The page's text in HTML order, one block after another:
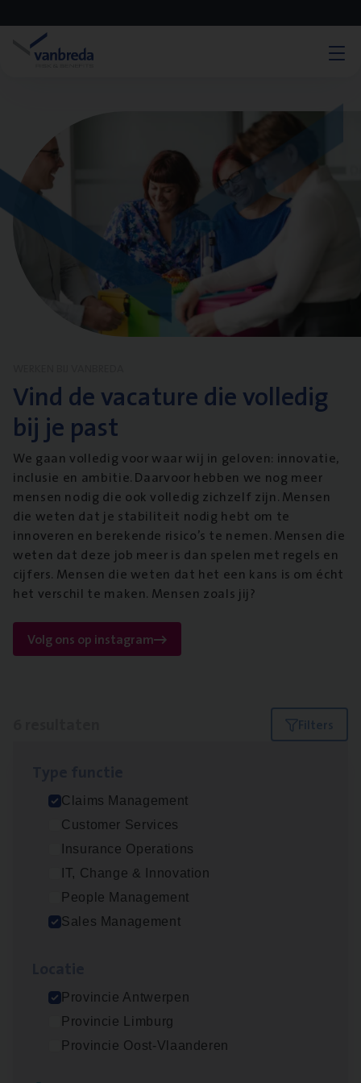
Vind de vacature die volledig
bij je past
We gaan volledig voor waar wij in geloven: innovatie,
inclusie en ambitie. Daarvoor hebben we nog meer
mensen nodig die ook volledig zichzelf zijn. Mensen
die weten dat je stabiliteit nodig hebt om te
innoveren en berekende risico’s te nemen. Mensen die
weten dat deze job meer is dan spelen met regels en
cijfers. Mensen die weten dat het een kans is om écht
het verschil te maken. Mensen zoals jij?
Volg ons op instagram
Filters
Claims Management
Customer Services
Insurance Operations
IT, Change & Innovation
People Management
Sales Management
Provincie Antwerpen
Provincie Limburg
Provincie Oost-Vlaanderen
Claims­hand­ler Fleet&
Claims Management
Antwerpen
Insu­ran­ce Bro­kerKMO
Cor­po­ra­te Insu­ran­ce Bro­ker Property